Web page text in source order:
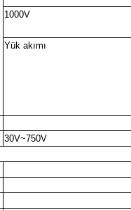
1000V
Yük akımı
30V~750V